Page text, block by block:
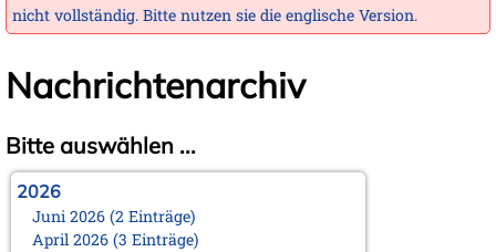
nicht vollständig. Bitte nutzen sie die englische Version.
Nachrichtenarchiv
Bitte auswählen ...
2026
Juni 2026 (2 Einträge)
April 2026 (3 Einträge)